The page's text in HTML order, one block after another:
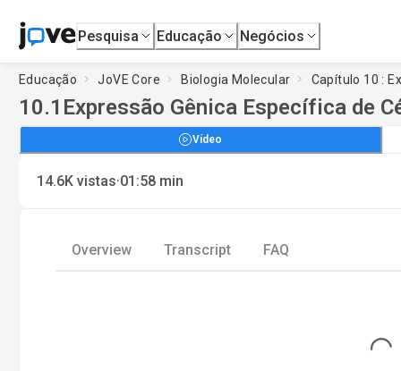
Pesquisa Educação Negócios
Educação JoVE Core Biologia Molecular Capítulo 10 :
10.1 Expressão Gênica Específica de
Vídeo
14.6K vistas·01:58 min
Overview Transcript FAQ